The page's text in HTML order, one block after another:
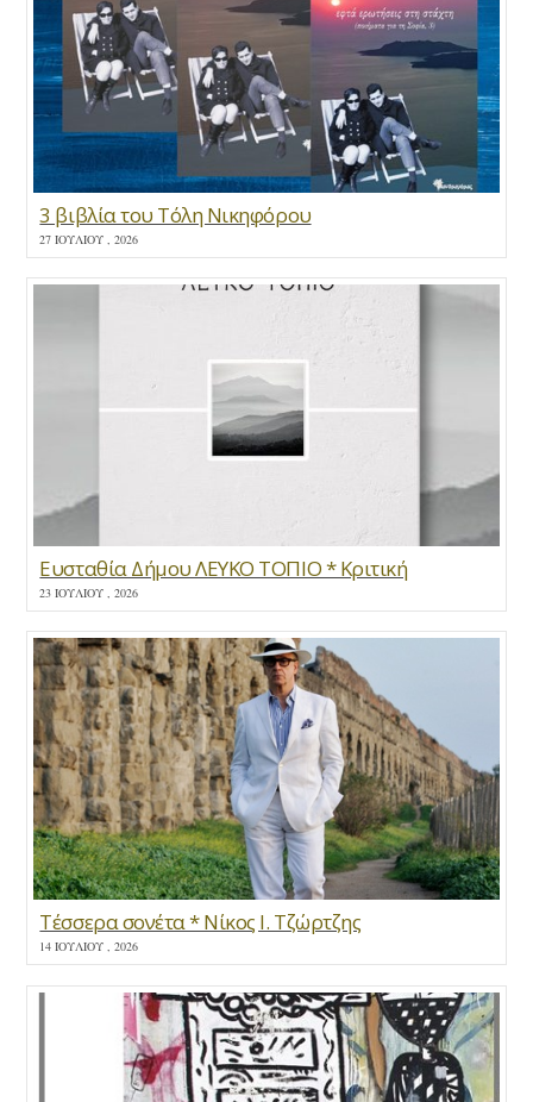
3 βιβλία του Τόλη Νικηφόρου
27 ΙΟΥΛΊΟΥ , 2026
Ευσταθία Δήμου ΛΕΥΚΟ ΤΟΠΙΟ * Κριτική
23 ΙΟΥΛΊΟΥ , 2026
Τέσσερα σονέτα * Νίκος Ι. Τζώρτζης
14 ΙΟΥΛΊΟΥ , 2026